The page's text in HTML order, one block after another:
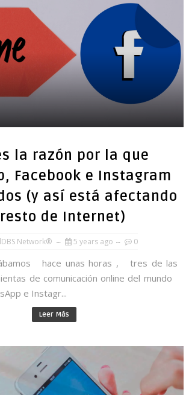
la razón por la que
Facebook e Instagram
(y así está afectando
de Internet)
Network® 5 years ago 0
hace unas horas , tres de las
de comunicación online del mundo
e Instagr...
Leer Más